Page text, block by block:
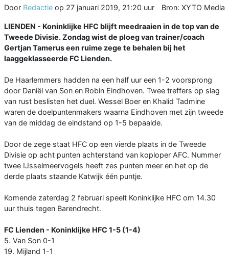
Door Redactie op 27 januari 2019, 21:20 uur Bron: XYTO Media
LIENDEN - Koninklijke HFC blijft meedraaien in de top van de
Tweede Divisie. Zondag wist de ploeg van trainer/coach
Gertjan Tamerus een ruime zege te behalen bij het
laaggeklasseerde FC Lienden.
De Haarlemmers hadden na een half uur een 1-2 voorsprong
door Daniël van Son en Robin Eindhoven. Twee treffers op slag
van rust beslisten het duel. Wessel Boer en Khalid Tadmine
waren de doelpuntenmakers waarna Eindhoven met zijn tweede
van de middag de eindstand op 1-5 bepaalde.
Door de zege staat HFC op een vierde plaats in de Tweede
Divisie op acht punten achterstand van koploper AFC. Nummer
twee IJsselmeervogels heeft zes punten meer en het op de
derde plaats staande Katwijk één puntje.
Komende zaterdag 2 februari speelt Koninklijke HFC om 14.30
uur thuis tegen Barendrecht.
FC Lienden - Koninklijke HFC 1-5 (1-4)
5. Van Son 0-1
19. Mijland 1-1